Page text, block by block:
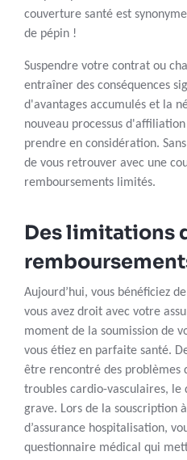
couverture santé est
de pépin !
Suspendre votre contrat ou
entraîner des conséquences
d'avantages accumulés et la
nouveau processus
prendre en considération.
de vous retrouver avec une
remboursements limités.
Des limitations
Aujourd’hui, vous bénéficiez
vous avez droit avec votre
moment de la soumission de
vous étiez en parfaite santé.
être rencontré des problèmes
troubles cardio-vasculaires, le
grave. Lors de la souscription
d’assurance hospitalisation,
questionnaire médical qui